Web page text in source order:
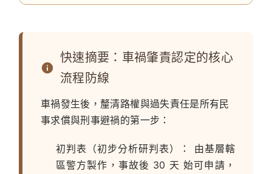
快速摘要：車禍肇責認定的核心
流程防線
車禍發生後，釐清路權與過失責任是所有民
事求償與刑事避禍的第一步：
初判表（初步分析研判表）：
由基層轄
區警方製作，事故後 30 天 始可申請，